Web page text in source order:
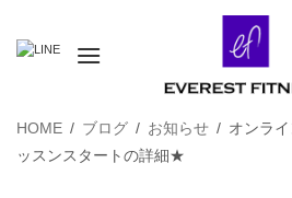
HOME / ブログ / お知らせ / オンラ
ッスンスタートの詳細★